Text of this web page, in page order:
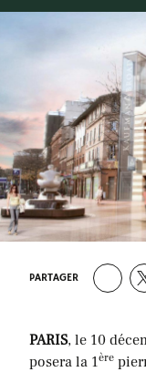
PARTAGER
PARIS, le 10
posera la 1ère